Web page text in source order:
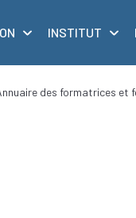
INSTITUT
des formatrices et